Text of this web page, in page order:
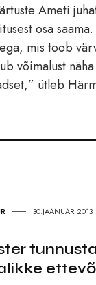
Ameti
osa
mis toob
võimalust
ütleb
30.JAANUAR 2013